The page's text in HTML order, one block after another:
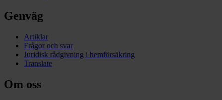
Genväg
Artiklar
Frågor och svar
Juridisk rådgivning i hemförsäkring
Translate
Om oss